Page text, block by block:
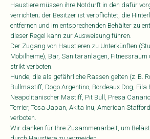
Haustiere müssen ihre Notdurft in den dafür
verrichten; der Besitzer ist verpflichtet, die
entfernen und im entsprechenden Behälter zu
dieser Regel kann zur Ausweisung führen.
Der Zugang von Haustieren zu Unterkünften
Mobilheime), Bar, Sanitäranlagen, Fitnessraum
strikt verboten.
Hunde, die als gefährliche Rassen gelten (z. B.
Bullmastiff, Dogo Argentino, Bordeaux Dog, Fila
Neapolitanischer Mastiff, Pit Bull, Presa
Terrier, Tosa Japan, Akita Inu, American
verboten.
Wir danken für Ihre Zusammenarbeit, um